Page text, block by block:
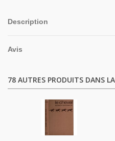
Description
Avis
78 AUTRES PRODUITS DANS